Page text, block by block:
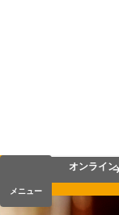
メニュー
オンライ